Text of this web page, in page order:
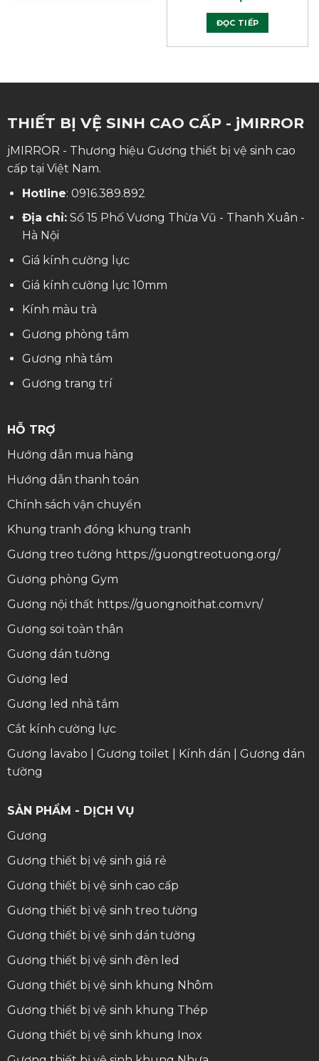
ĐỌC TIẾP
THIẾT BỊ VỆ SINH CAO CẤP - jMIRROR
jMIRROR - Thương hiệu Gương thiết bị vệ sinh cao
cấp tại Việt Nam.
Hotline: 0916.389.892
Địa chỉ:Số 15 Phố Vương Thừa Vũ - Thanh Xuân -
Hà Nội
Giá kính cường lực
Giá kính cường lực 10mm
Kính màu trà
Gương phòng tắm
Gương nhà tắm
Gương trang trí
HỖ TRỢ
Hướng dẫn mua hàng
Hướng dẫn thanh toán
Chính sách vận chuyển
Khung tranh đóng khung tranh
Gương treo tường https://guongtreotuong.org/
Gương phòng Gym
Gương nội thất https://guongnoithat.com.vn/
Gương soi toàn thân
Gương dán tường
Gương led
Gương led nhà tắm
Cắt kính cường lực
Gương lavabo
Gương toilet Kính dán
Gương dán
tường
SẢN PHẨM - DỊCH VỤ
Gương
Gương thiết bị vệ sinh giá rẻ
Gương thiết bị vệ sinh cao cấp
Gương thiết bị vệ sinh treo tường
Gương thiết bị vệ sinh dán tường
Gương thiết bị vệ sinh đèn led
Gương thiết bị vệ sinh khung Nhôm
Gương thiết bị vệ sinh khung Thép
Gương thiết bị vệ sinh khung Inox